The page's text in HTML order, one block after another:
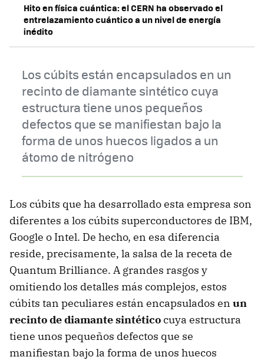
Hito en física cuántica: el CERN ha observado el
entrelazamiento cuántico a un nivel de energía
inédito
Los cúbits están encapsulados en un
recinto de diamante sintético cuya
estructura tiene unos pequeños
defectos que se manifiestan bajo la
forma de unos huecos ligados a un
átomo de nitrógeno
Los cúbits que ha desarrollado esta empresa son
diferentes a los cúbits superconductores de IBM,
Google o Intel. De hecho, en esa diferencia
reside, precisamente, la salsa de la receta de
Quantum Brilliance. A grandes rasgos y
omitiendo los detalles más complejos, estos
cúbits tan peculiares están encapsulados en un
recinto de diamante sintéticocuya estructura
tiene unos pequeños defectos que se
manifiestan bajo la forma de unos huecos